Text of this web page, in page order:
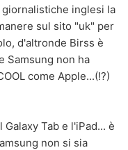
inglesi la
sul sito "uk" per
d'altronde Birss è
Samsung non ha
come Apple...(!?)
Tab e l'iPad... è
non si sia